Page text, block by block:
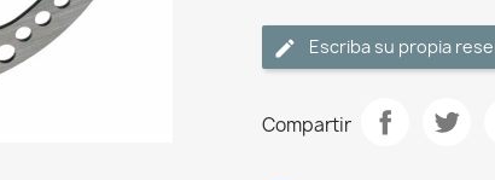
Escriba su propia
Compartir